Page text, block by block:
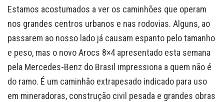
Estamos acostumados a ver os caminhões que operam
nos grandes centros urbanos e nas rodovias. Alguns, ao
passarem ao nosso lado já causam espanto pelo tamanho
e peso, mas o novo Arocs 8×4 apresentado esta semana
pela Mercedes-Benz do Brasil impressiona a quem não é
do ramo. É um caminhão extrapesado indicado para uso
em mineradoras, construção civil pesada e grandes obras